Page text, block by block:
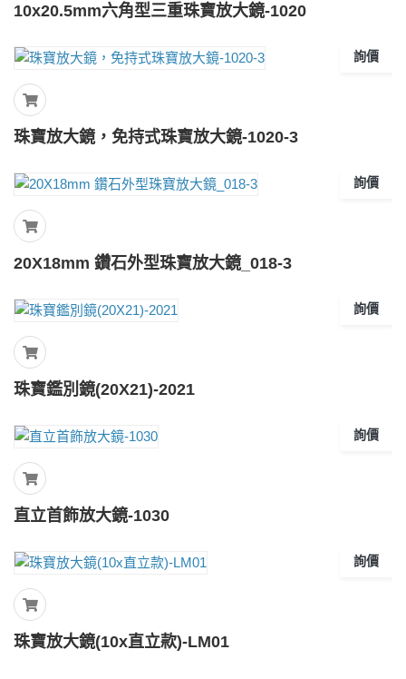
10x20.5mm六角型三重珠寶放大鏡-1020
詢價
珠寶放大鏡，免持式珠寶放大鏡-1020-3
詢價
20X18mm 鑽石外型珠寶放大鏡_018-3
詢價
珠寶鑑別鏡(20X21)-2021
詢價
直立首飾放大鏡-1030
詢價
珠寶放大鏡(10x直立款)-LM01